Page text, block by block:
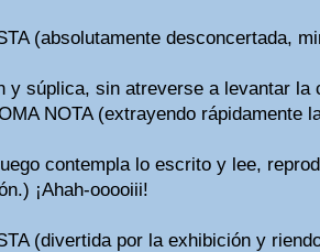
(absolutamente desconcertada,
y súplica, sin atreverse a levantar
NOTA (extrayendo rápidamente
contempla lo escrito y lee,
¡Ahah-ooooiii!
(divertida por la exhibición y